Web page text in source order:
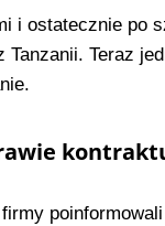
i ostatecznie po
Teraz